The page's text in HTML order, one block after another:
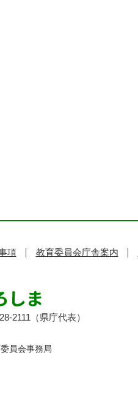
項 教育委員会庁舎案内
2111（県庁代表）
員会事務局